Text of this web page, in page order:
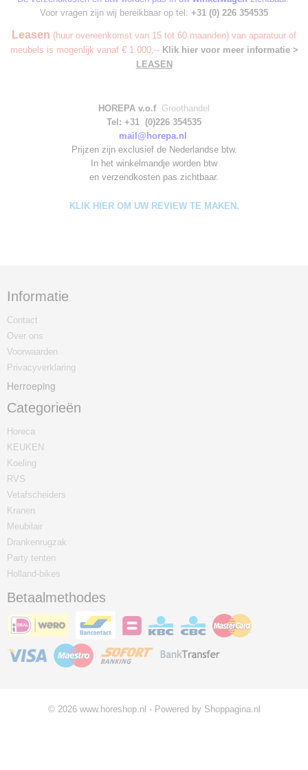
Voor vragen zijn wij bereikbaar op tel: +31 (0) 226 354535
Leasen (huur overeenkomst van 15 tot 60 maanden) van aparatuur of
meubels is mogenlijk vanaf € 1.000,-- Klik hier voor meer informatie >
LEASEN
HOREPA v.o.f Groothandel
Tel: +31 (0)226 354535
mail@horepa.nl
Prijzen zijn exclusief de Nederlandse btw.
In het winkelmandje worden btw
en verzendkosten pas zichtbaar.
KLIK HIER OM UW REVIEW TE MAKEN.
Informatie
Contact
Over ons
Voorwaarden
Privacyverklaring
Herroeping
Categorieën
Horeca
KEUKEN
Koeling
RVS
Vetafscheiders
Kranen
Meubilair
Drankenrugzak
Party tenten
Holland-bikes
Betaalmethodes
© 2026 www.horeshop.nl - Powered by Shoppagina.nl